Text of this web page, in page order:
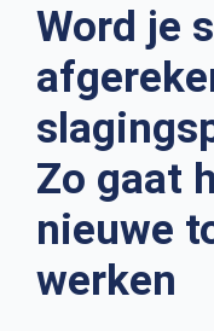
Word je
Zo gaat
nieuwe
werken